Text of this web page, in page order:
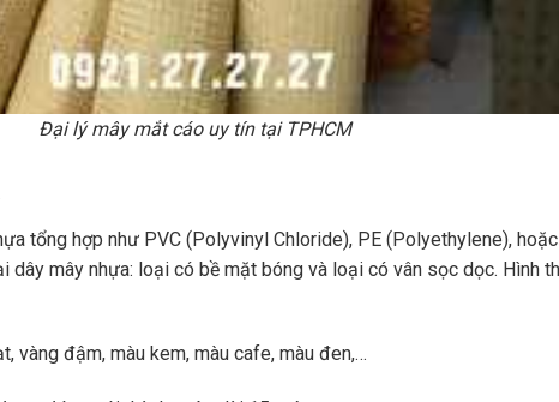
Đại lý mây mắt cáo uy tín tại TPHCM
tổng hợp như PVC (Polyvinyl Chloride), PE (Polyethylene),
dây mây nhựa: loại có bề mặt bóng và loại có vân sọc dọc. Hình
vàng đậm, màu kem, màu cafe, màu đen,…